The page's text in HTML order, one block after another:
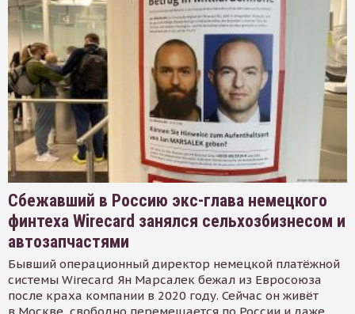
Сбежавший в Россию экс-глава немецкого
финтеха Wirecard занялся сельхозбизнесом и
автозапчастями
Бывший операционный директор немецкой платёжной
системы Wirecard Ян Марсалек бежал из Евросоюза
после краха компании в 2020 году. Сейчас он живёт